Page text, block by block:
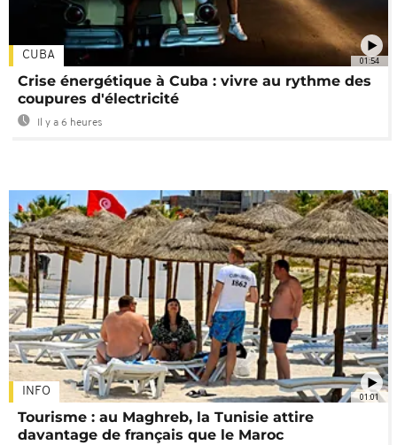
01:54
CUBA
Crise énergétique à Cuba : vivre au rythme des
coupures d'électricité
Il y a 6 heures
01:01
INFO
Tourisme : au Maghreb, la Tunisie attire
davantage de français que le Maroc